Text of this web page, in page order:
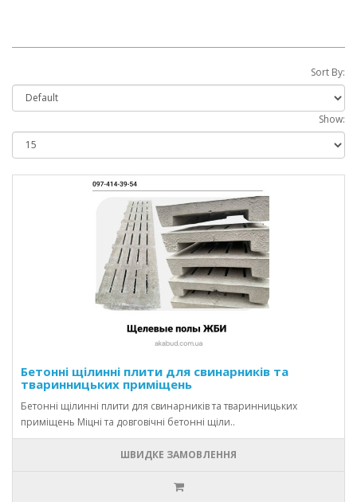
Sort By:
Show:
Бетонні щілинні плити для свинарників та
тваринницьких приміщень
Бетонні щілинні плити для свинарників та тваринницьких
приміщень Міцні та довговічні бетонні щіли..
ШВИДКЕ ЗАМОВЛЕННЯ